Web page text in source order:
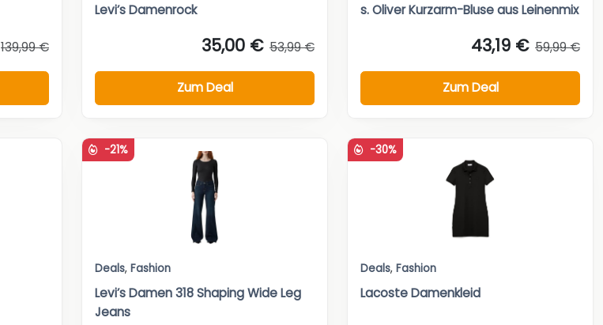
139,99 €
Levi’s Damenrock
35,00 € 53,99 €
Zum Deal
s. Oliver Kurzarm-Bluse aus Leinenmix
43,19 € 59,99 €
Zum Deal
-21%
Deals, Fashion
Levi’s Damen 318 Shaping Wide Leg
Jeans
-30%
Deals, Fashion
Lacoste Damenkleid